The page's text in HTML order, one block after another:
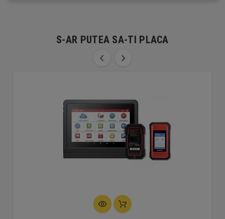
S-AR PUTEA SA-TI PLACA